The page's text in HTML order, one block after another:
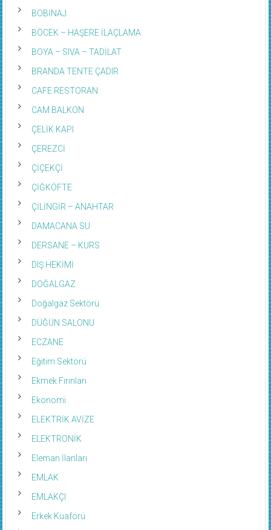
BOBİNAJ
BÖCEK – HAŞERE İLAÇLAMA
BOYA – SIVA – TADİLAT
BRANDA TENTE ÇADIR
CAFE RESTORAN
CAM BALKON
ÇELİK KAPI
ÇEREZCİ
ÇİÇEKÇİ
ÇİĞKÖFTE
ÇİLİNGİR – ANAHTAR
DAMACANA SU
DERSANE – KURS
DIŞ HEKİMİ
DOĞALGAZ
Doğalgaz Sektörü
DÜĞÜN SALONU
ECZANE
Eğitim Sektörü
Ekmek Fırınları
Ekonomi
ELEKTRİK AVİZE
ELEKTRONİK
Eleman İlanları
EMLAK
EMLAKÇI
Erkek Kuaförü